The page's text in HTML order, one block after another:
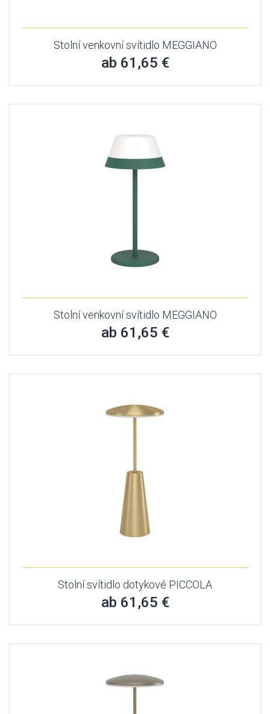
Stolní venkovní svítidlo MEGGIANO
ab 61,65 €
Stolní venkovní svítidlo MEGGIANO
ab 61,65 €
Stolní svítidlo dotykové PICCOLA
ab 61,65 €